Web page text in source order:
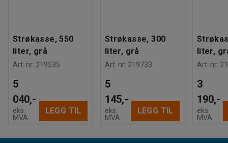
Strøkasse, 550
liter, grå
Art. nr: 219535
5
040,-
eks.
MVA
LEGG TIL
Strøkasse, 300
liter, grå
Art. nr: 219733
5
145,-
eks.
MVA
LEGG TIL
liter,
Art. nr:
3
190,-
eks.
MVA